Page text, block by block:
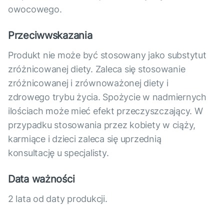
owocowego.
Przeciwwskazania
Produkt nie może być stosowany jako substytut
zróżnicowanej diety. Zaleca się stosowanie
zróżnicowanej i zrównoważonej diety i
zdrowego trybu życia. Spożycie w nadmiernych
ilościach może mieć efekt przeczyszczający. W
przypadku stosowania przez kobiety w ciąży,
karmiące i dzieci zaleca się uprzednią
konsultację u specjalisty.
Data ważności
2 lata od daty produkcji.